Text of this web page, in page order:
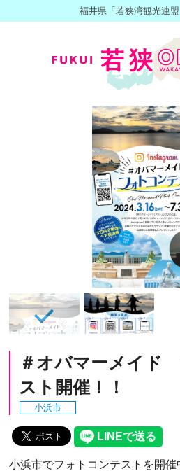
福井県「若狭湾観光連
＃オバマーメイド
スト開催！！
小浜市
小浜市でフォトコンテストを開催